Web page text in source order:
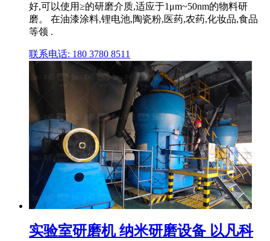
好,可以使用≥的研磨介质,适应于1μm~50nm的物料研
磨。 在油漆涂料,锂电池,陶瓷粉,医药,农药,化妆品,食品
等领 .
联系电话: 180 3780 8511
实验室研磨机 纳米研磨设备 以凡科